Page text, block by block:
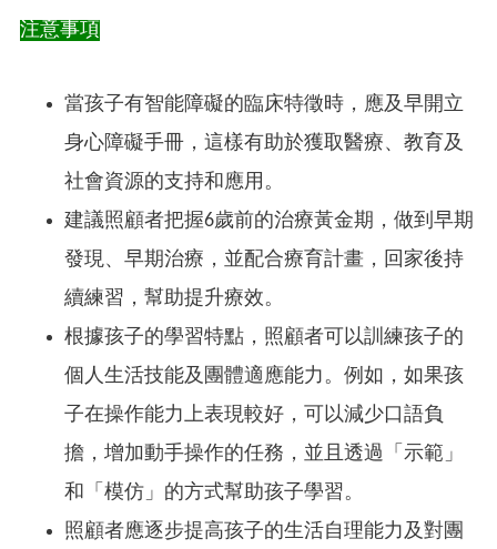
注意事項
當孩子有智能障礙的臨床特徵時，應及早開立
身心障礙手冊，這樣有助於獲取醫療、教育及
社會資源的支持和應用。
建議照顧者把握6歲前的治療黃金期，做到早期
發現、早期治療，並配合療育計畫，回家後持
續練習，幫助提升療效。
根據孩子的學習特點，照顧者可以訓練孩子的
個人生活技能及團體適應能力。例如，如果孩
子在操作能力上表現較好，可以減少口語負
擔，增加動手操作的任務，並且透過「示範」
和「模仿」的方式幫助孩子學習。
照顧者應逐步提高孩子的生活自理能力及對團